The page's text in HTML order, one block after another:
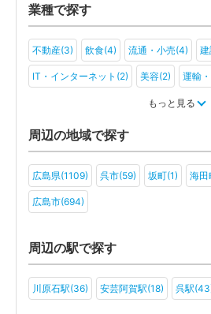
業種で探す
不動産(3) 飲食(4) 流通・小売(4)
IT・インターネット(2) 美容(2) 運輸
旅行・ホテル(2)
アミューズメント・レジャー(2)
もっと見る
周辺の地域で探す
広島県(1109) 呉市(59) 坂町(1) 海田
広島市(694)
周辺の駅で探す
川原石駅(36) 安芸阿賀駅(18) 呉駅